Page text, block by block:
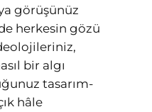
görüşünüz
herkesin gözü
bir algı
tasarım-
hâle